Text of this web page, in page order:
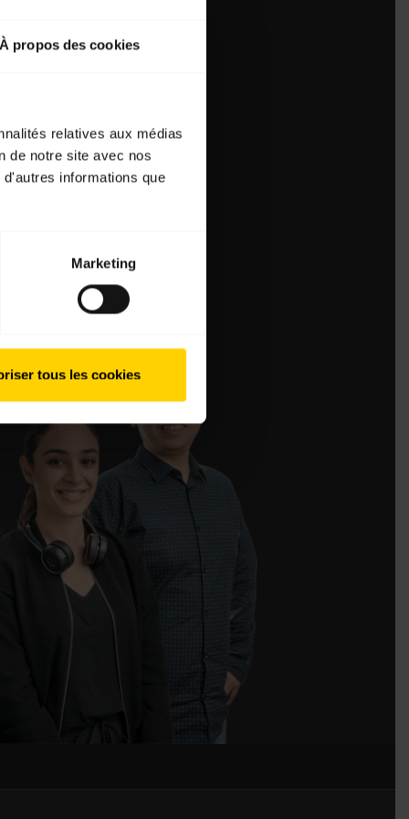
À propos des cookies
relatives aux médias
de notre site avec nos
informations que
Marketing
tous les cookies